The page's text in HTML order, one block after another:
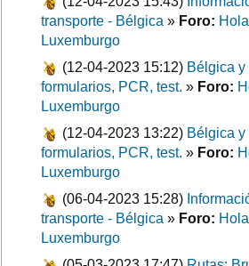
transporte - Bélgica » Foro:
Luxemburgo
(12-04-2023 15:12) Bélgica
formularios, PCR, test. » Foro:
Luxemburgo
(12-04-2023 13:22) Bélgica
formularios, PCR, test. » Foro:
Luxemburgo
(06-04-2023 15:28)
transporte - Bélgica » Foro:
Luxemburgo